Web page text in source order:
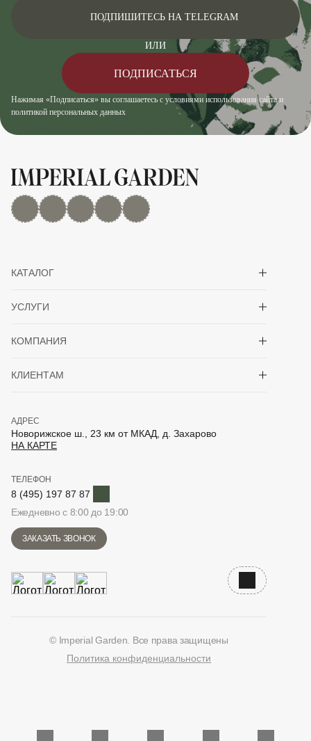
Нажимая «Подписаться» вы соглашаетесь с условиями использования сайта и
политикой персональных данных
ПОДПИШИТЕСЬ НА TELEGRAM
ИЛИ
ПОДПИСАТЬСЯ
MAX Дзен YouTuberutubeTelegram
КАТАЛОГ
УСЛУГИ
КОМПАНИЯ
КЛИЕНТАМ
АДРЕС
Новорижское ш., 23 км от МКАД, д. Захарово
НА КАРТЕ
ТЕЛЕФОН
8 (495) 197 87 87
Ежедневно с 8:00 до 19:00
ЗАКАЗАТЬ ЗВОНОК
Наверх
© Imperial Garden. Все права защищены
Политика конфиденциальности